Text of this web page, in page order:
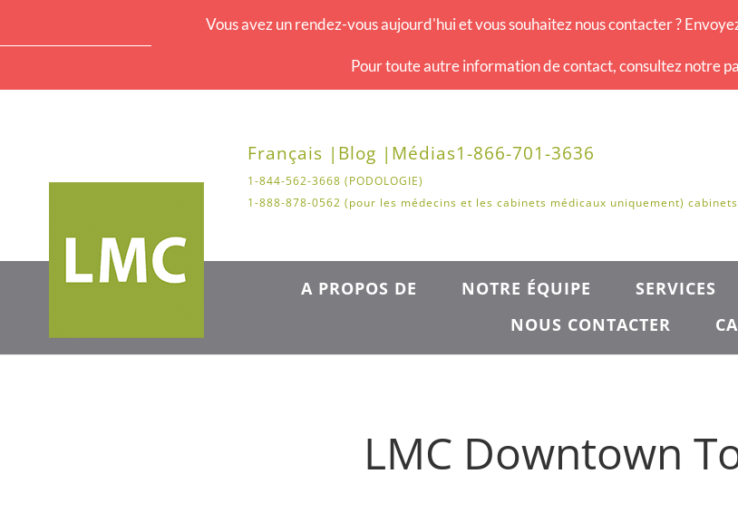
Vous avez un rendez-vous aujourd'hui et vous souhaitez nous contacter ?
Pour toute autre information de contact, consultez notre
Français | Blog | Médias1-866-701-3636
1-844-562-3668 (PODOLOGIE)
1-888-878-0562 (pour les médecins et les cabinets médicaux uniquement)
A PROPOS DE NOTRE ÉQUIPE SERVICES
NOUS CONTACTER
LMC Downtown